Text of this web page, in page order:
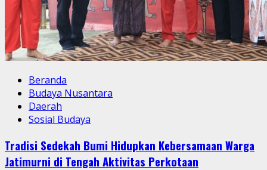
Beranda
Budaya Nusantara
Daerah
Sosial Budaya
Tradisi Sedekah Bumi Hidupkan Kebersamaan Warga
Jatimurni di Tengah Aktivitas Perkotaan